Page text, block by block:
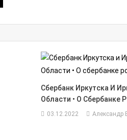
Сбербанк Иркутска И
Области • О Сбербанке
03.12.2022 Александр